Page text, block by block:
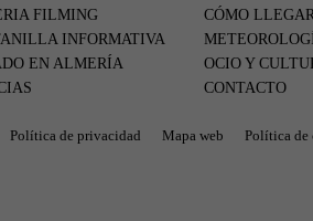
FILMING
INFORMATIVA
EN ALMERÍA
CÓMO
OCIO Y
CONTACTO
Política de privacidad Mapa web Política de